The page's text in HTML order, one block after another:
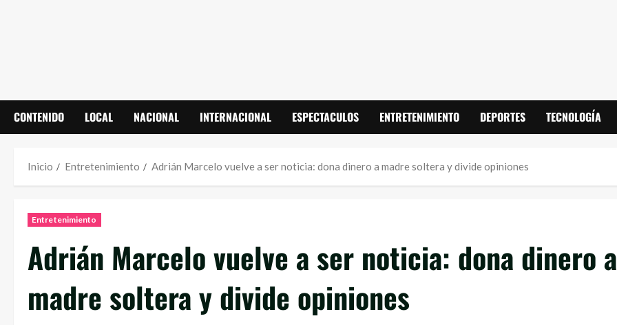
CONTENIDO LOCAL NACIONAL INTERNACIONAL ESPECTACULOS ENTRETENIMIENTO DEPORTES TECNOLOGÍA
Inicio Entretenimiento Adrián Marcelo vuelve a ser noticia: dona dinero a madre soltera y divide opiniones
Entretenimiento
Adrián Marcelo vuelve a ser noticia: dona dinero a
madre soltera y divide opiniones